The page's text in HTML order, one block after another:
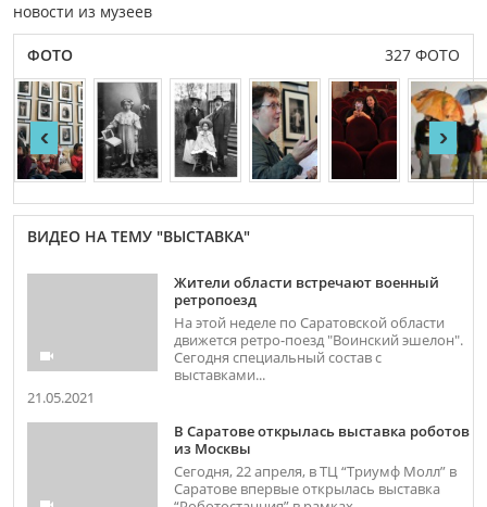
новости из музеев
ФОТО 327 ФОТО
‹ ›
ВИДЕО НА ТЕМУ "ВЫСТАВКА"
Жители области встречают военный
ретропоезд
На этой неделе по Саратовской области
движется ретро-поезд "Воинский эшелон".
Сегодня специальный состав с
выставками...
21.05.2021
В Саратове открылась выставка роботов
из Москвы
Сегодня, 22 апреля, в ТЦ “Триумф Молл” в
Саратове впервые открылась выставка